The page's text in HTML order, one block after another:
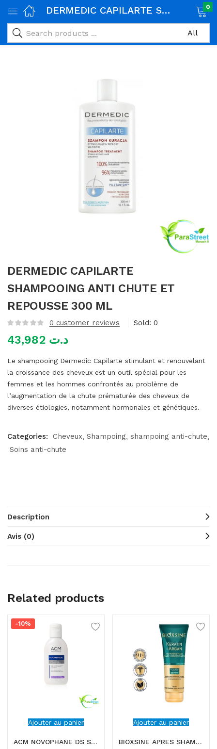
alimentaires)
DERMEDIC CAPILARTE SHAMPOOING ANTI CHUTE ET REPOUSSE 300 ML 0
DERMEDIC CAPILARTE
SHAMPOOING ANTI CHUTE ET
REPOUSSE 300 ML
0 customer reviews Sold: 0
د.ت
Le shampooing Dermedic Capilarte stimulant et renouvelant
la croissance des cheveux est un outil spécial pour les
femmes et les hommes confrontés au problème de
l’augmentation de la chute prématurée des cheveux de
diverses étiologies, notamment hormonales et génétiques.
Categories: Cheveux Shampoing shampoing anti-chute
Soins anti-chute
Description
Avis (0)
Related products
Ajouter au panier
-10%
ACM NOVOPHANE DS SHAMPOOING ANTIPELLICULAIRE 125ML
Ajouter au panier
BIOXSINE APRES SHAMPOOING A LA KERATINE ET A L’ARGAN 250ML